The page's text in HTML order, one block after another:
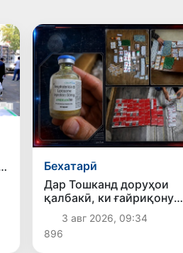
Бехатарӣ
Дар Тошканд доруҳои
қалбакӣ, ки ғайриқонунӣ
аз Русия ворид шуда
буданд, ошкор
гардиданд
3 авг 2026, 09:34
896